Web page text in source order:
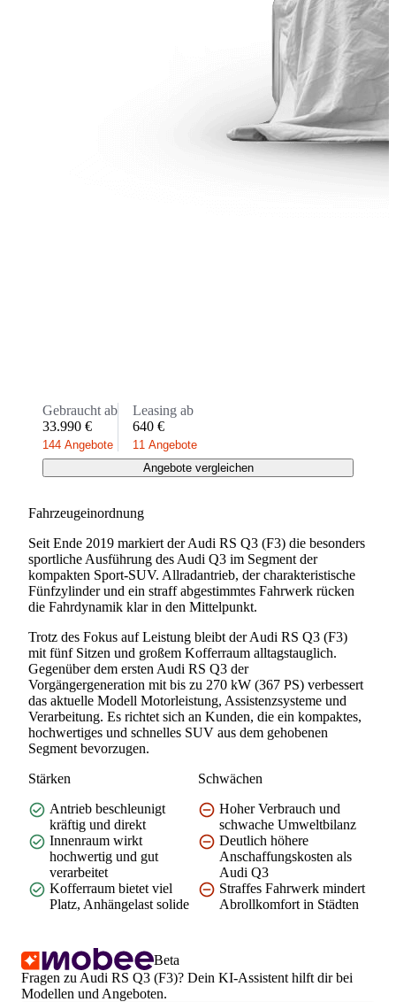
Gebraucht ab
33.990 €
144 Angebote
Leasing ab
640 €
11 Angebote
Angebote vergleichen
Fahrzeugeinordnung
Seit Ende 2019 markiert der Audi RS Q3 (F3) die besonders
sportliche Ausführung des Audi Q3 im Segment der
kompakten Sport-SUV. Allradantrieb, der charakteristische
Fünfzylinder und ein straff abgestimmtes Fahrwerk rücken
die Fahrdynamik klar in den Mittelpunkt.
Trotz des Fokus auf Leistung bleibt der Audi RS Q3 (F3)
mit fünf Sitzen und großem Kofferraum alltagstauglich.
Gegenüber dem ersten Audi RS Q3 der
Vorgängergeneration mit bis zu 270 kW (367 PS) verbessert
das aktuelle Modell Motorleistung, Assistenzsysteme und
Verarbeitung. Es richtet sich an Kunden, die ein kompaktes,
hochwertiges und schnelles SUV aus dem gehobenen
Segment bevorzugen.
Stärken
Antrieb beschleunigt
kräftig und direkt
Innenraum wirkt
hochwertig und gut
verarbeitet
Kofferraum bietet viel
Platz, Anhängelast solide
Schwächen
Hoher Verbrauch und
schwache Umweltbilanz
Deutlich höhere
Anschaffungskosten als
Audi Q3
Straffes Fahrwerk mindert
Abrollkomfort in Städten
Beta
Fragen zu Audi RS Q3 (F3)? Dein KI-Assistent hilft dir bei
Modellen und Angeboten.